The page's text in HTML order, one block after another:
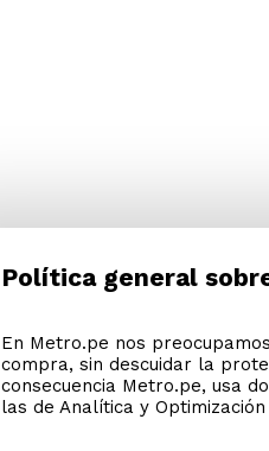
Política general
En Metro.pe nos
compra, sin descuidar la
consecuencia Metro.pe, usa
las de Analítica y